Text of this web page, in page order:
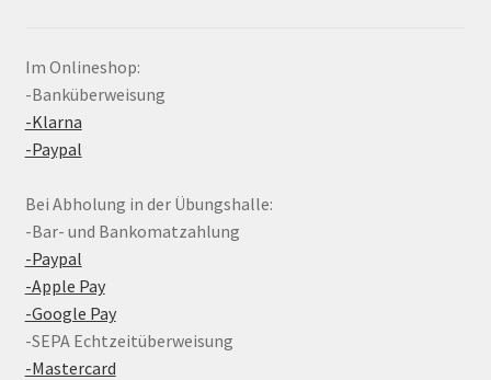
Im Onlineshop:
-Banküberweisung
-Klarna
-Paypal
Bei Abholung in der Übungshalle:
-Bar- und Bankomatzahlung
-Paypal
-Apple Pay
-Google Pay
-SEPA Echtzeitüberweisung
-Mastercard